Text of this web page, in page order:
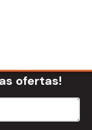
ofertas!